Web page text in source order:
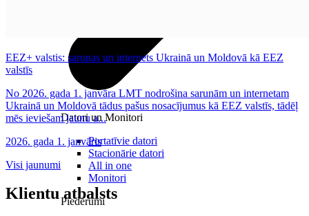
Datori un Monitori
Portatīvie datori
Stacionārie datori
All in one
Monitori
Piederumi
EEZ+ valstis: sarunas un internets Ukrainā un Moldovā kā EEZ
valstīs
No 2026. gada 1. janvāra LMT nodrošina sarunām un internetam
Ukrainā un Moldovā tādus pašus nosacījumus kā EEZ valstīs, tādēļ
mēs ieviešam jaunu a...
2026. gada 1. janvāris
Visi jaunumi
Klientu atbalsts